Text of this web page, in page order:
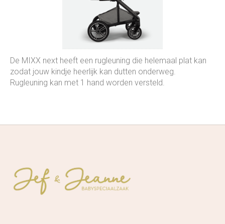
De MIXX next heeft een rugleuning die helemaal plat kan
zodat jouw kindje heerlijk kan dutten onderweg.
Rugleuning kan met 1 hand worden versteld.